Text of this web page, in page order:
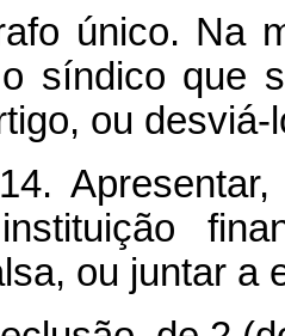
único. Na
síndico que
ou
ou juntar a